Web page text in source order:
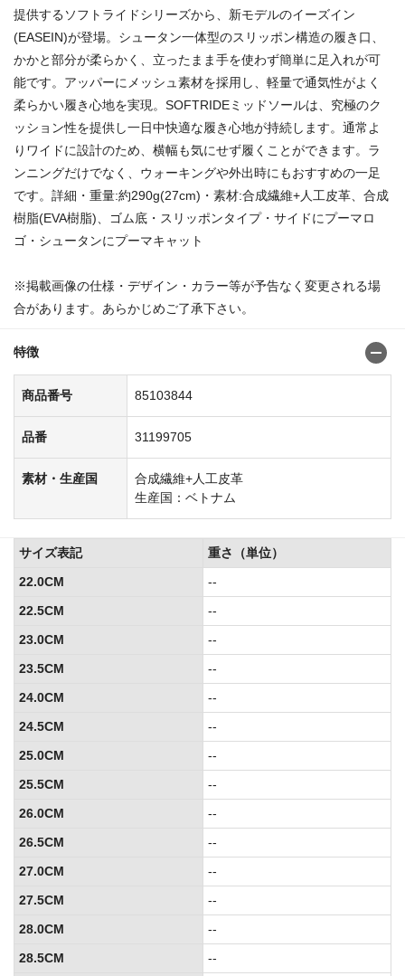
提供するソフトライドシリーズから、新モデルのイーズイン
(EASEIN)が登場。シュータン一体型のスリッポン構造の履き口、
かかと部分が柔らかく、立ったまま手を使わず簡単に足入れが可
能です。アッパーにメッシュ素材を採用し、軽量で通気性がよく
柔らかい履き心地を実現。SOFTRIDEミッドソールは、究極のク
ッション性を提供し一日中快適な履き心地が持続します。通常よ
りワイドに設計のため、横幅も気にせず履くことができます。ラ
ンニングだけでなく、ウォーキングや外出時にもおすすめの一足
です。詳細・重量:約290g(27cm)・素材:合成繊維+人工皮革、合成
樹脂(EVA樹脂)、ゴム底・スリッポンタイプ・サイドにプーマロ
ゴ・シュータンにプーマキャット
※掲載画像の仕様・デザイン・カラー等が予告なく変更される場
合があります。あらかじめご了承下さい。
特徴
商品番号 85103844
品番 31199705
素材・生産国
合成繊維+人工皮革
生産国：ベトナム
サイズ表記
重さ（単位）
22.0CM
--
22.5CM
--
23.0CM
--
23.5CM
--
24.0CM
--
24.5CM
--
25.0CM
--
25.5CM
--
26.0CM
--
26.5CM
--
27.0CM
--
27.5CM
--
28.0CM
--
28.5CM
--